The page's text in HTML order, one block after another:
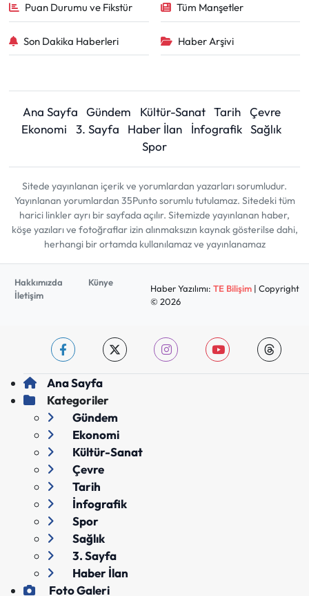
Puan Durumu ve Fikstür Tüm Manşetler
Son Dakika Haberleri Haber Arşivi
Ana Sayfa Gündem Kültür-Sanat Tarih
Çevre
Ekonomi
3. Sayfa Haber İlan İnfografik Sağlık
Spor
Sitede yayınlanan içerik ve yorumlardan yazarları sorumludur.
Yayınlanan yorumlardan 35Punto sorumlu tutulamaz. Sitedeki tüm
harici linkler ayrı bir sayfada açılır. Sitemizde yayınlanan haber,
köşe yazıları ve fotoğraflar izin alınmaksızın kaynak gösterilse dahi,
herhangi bir ortamda kullanılamaz ve yayınlanamaz
Hakkımızda
Künye
İletişim
Haber Yazılımı: TE Bilişim| Copyright
© 2026
Ana Sayfa
Kategoriler
Gündem
Ekonomi
Kültür-Sanat
Çevre
Tarih
İnfografik
Spor
Sağlık
3. Sayfa
Haber İlan
Foto Galeri